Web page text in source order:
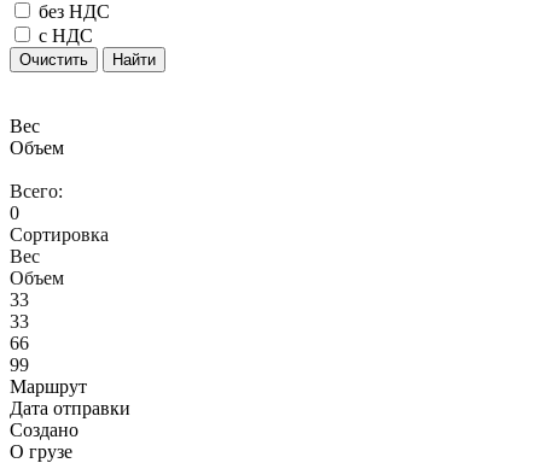
без НДС
с НДС
Очистить Найти
Вес
Объем
Всего:
0
Сортировка
Вес
Объем
33
33
66
99
Маршрут
Дата отправки
Создано
О грузе